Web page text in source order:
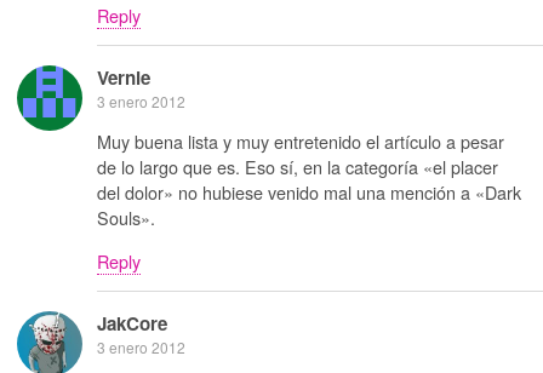
Reply
Vernie
3 enero 2012
Muy buena lista y muy entretenido el artículo a pesar
de lo largo que es. Eso sí, en la categoría «el placer
del dolor» no hubiese venido mal una mención a «Dark
Souls».
Reply
JakCore
3 enero 2012